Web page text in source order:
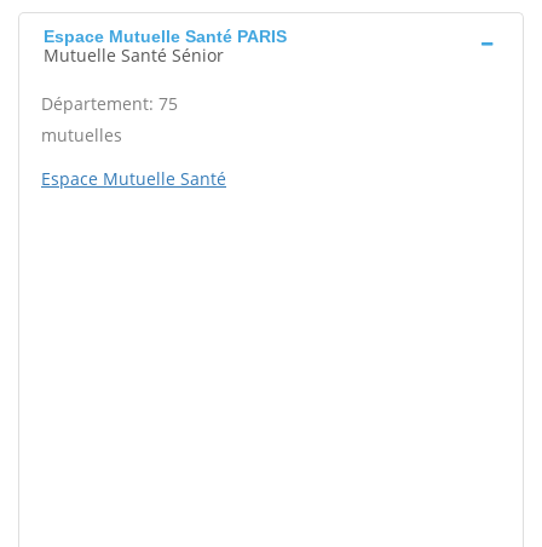
Espace Mutuelle Santé PARIS
Mutuelle Santé Sénior
Département: 75
mutuelles
Espace Mutuelle Santé